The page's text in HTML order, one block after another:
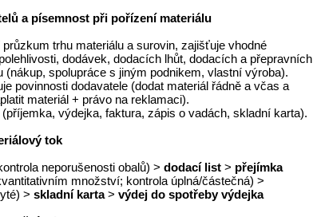
a písemnost při pořízení materiálu
trhu materiálu a surovin, zajišťuje vhodné
dodávek, dodacích lhůt, dodacích a přepravních
spolupráce s jiným podnikem, vlastní výroba).
povinnosti dodavatele (dodat materiál řádně a včas a
materiál + právo na reklamaci).
výdejka, faktura, zápis o vadách, skladní karta).
tok
neporušenosti obalů) > dodací list > přejímka
množství; kontrola úplná/částečná) >
> skladní karta> výdej do spotřeby výdejka